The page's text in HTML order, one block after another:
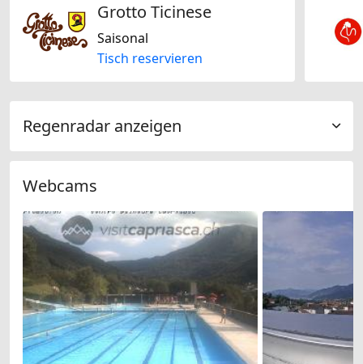
Grotto Ticinese
Saisonal
Tisch reservieren
Regenradar anzeigen
Webcams